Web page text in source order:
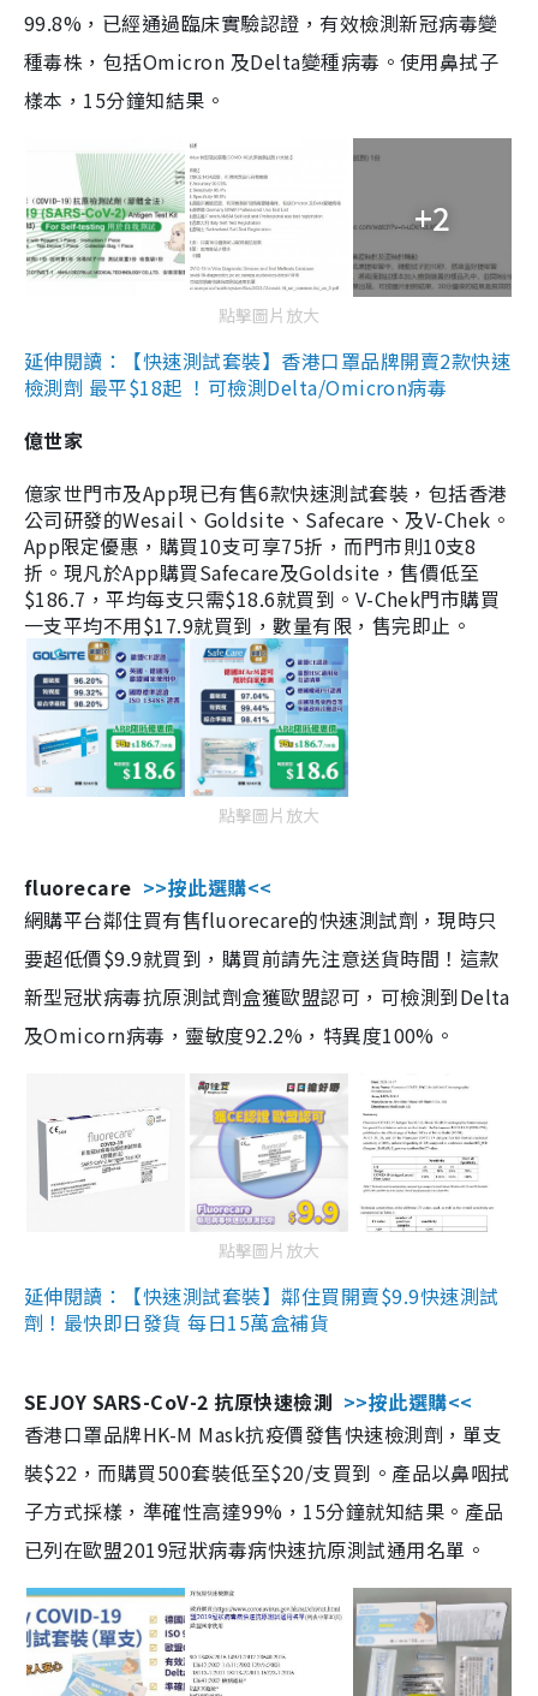
99.8%，已經通過臨床實驗認證，有效檢測新冠病毒變
種毒株，包括Omicron 及Delta變種病毒。使用鼻拭子
樣本，15分鐘知結果。
+2
點擊圖片放大
延伸閱讀：【快速測試套裝】香港口罩品牌開賣2款快速
檢測劑 最平$18起 ！可檢測Delta/Omicron病毒
億世家
億家世門市及App現已有售6款快速測試套裝，包括香港
公司研發的Wesail、Goldsite、Safecare、及V-Chek。
App限定優惠，購買10支可享75折，而門市則10支8
折。現凡於App購買Safecare及Goldsite，售價低至
$186.7，平均每支只需$18.6就買到。V-Chek門市購買
一支平均不用$17.9就買到，數量有限，售完即止。
點擊圖片放大
fluorecare >>按此選購<<
網購平台鄰住買有售fluorecare的快速測試劑，現時只
要超低價$9.9就買到，購買前請先注意送貨時間！這款
新型冠狀病毒抗原測試劑盒獲歐盟認可，可檢測到Delta
及Omicorn病毒，靈敏度92.2%，特異度100%。
點擊圖片放大
延伸閱讀：【快速測試套裝】鄰住買開賣$9.9快速測試
劑！最快即日發貨 每日15萬盒補貨
SEJOY SARS-CoV-2 抗原快速檢測 >>按此選購<<
香港口罩品牌HK-M Mask抗疫價發售快速檢測劑，單支
裝$22，而購買500套裝低至$20/支買到。產品以鼻咽拭
子方式採樣，準確性高達99%，15分鐘就知結果。產品
已列在歐盟2019冠狀病毒病快速抗原測試通用名單。